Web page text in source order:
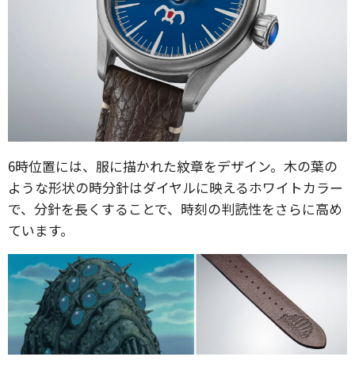
6時位置には、服に描かれた紋章をデザイン。木の葉の
ような形状の時分針はダイヤルに映えるホワイトカラー
で、分針を長くすることで、時刻の判読性をさらに高め
ています。